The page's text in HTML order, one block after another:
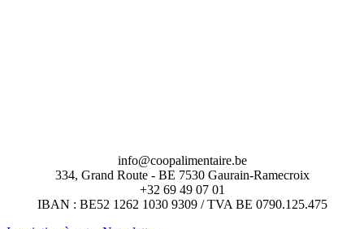
info@coopalimentaire.be
334, Grand Route - BE 7530 Gaurain-Ramecroix
+32 69 49 07 01
IBAN : BE52 1262 1030 9309 / TVA BE 0790.125.475